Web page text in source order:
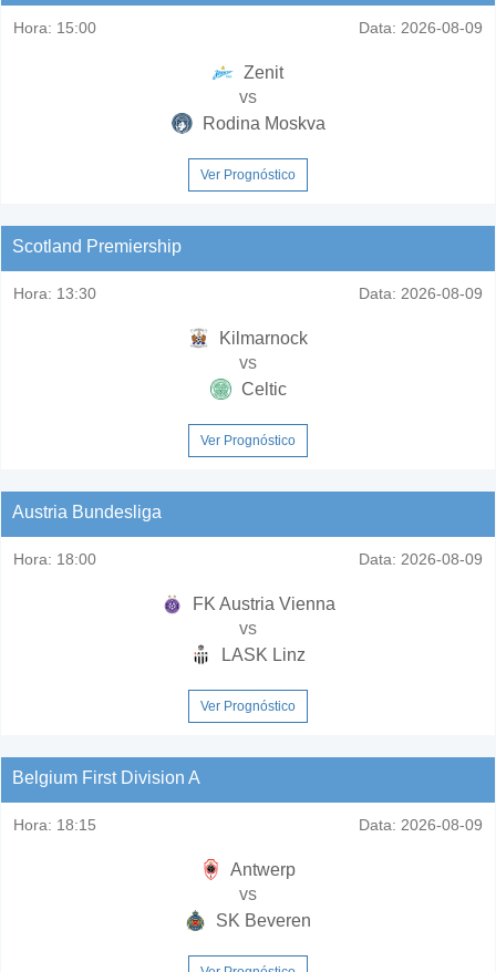
Hora: 15:00 Data: 2026-08-09
Zenit
vs
Rodina Moskva
Ver Prognóstico
Scotland Premiership
Hora: 13:30 Data: 2026-08-09
Kilmarnock
vs
Celtic
Ver Prognóstico
Austria Bundesliga
Hora: 18:00 Data: 2026-08-09
FK Austria Vienna
vs
LASK Linz
Ver Prognóstico
Belgium First Division A
Hora: 18:15 Data: 2026-08-09
Antwerp
vs
SK Beveren